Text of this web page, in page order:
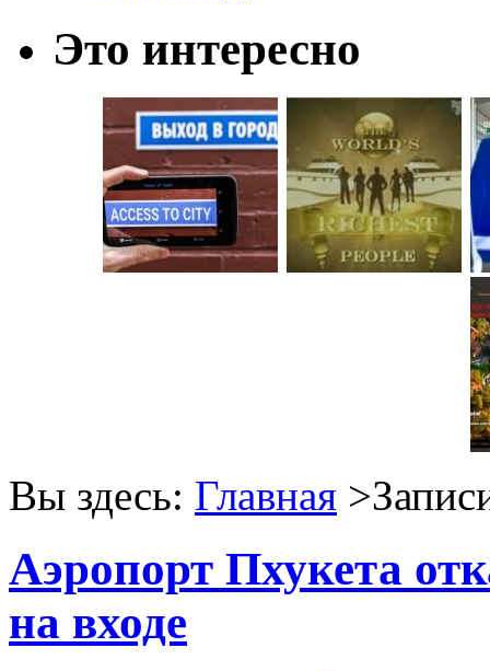
Это интересно
Вы здесь: Главная
Аэропорт Пхукета
на входе